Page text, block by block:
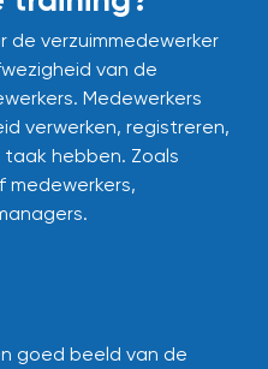
de verzuimmedewerker
van de
Medewerkers
verwerken, registreren,
hebben. Zoals
medewerkers,
goed beeld van de